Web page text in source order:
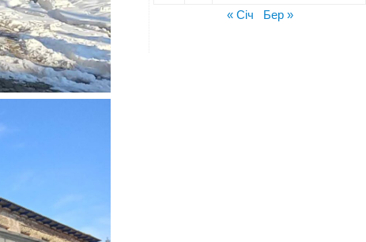
« Січ
Бер »